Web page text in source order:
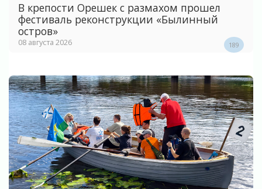
В крепости Орешек с размахом прошел
фестиваль реконструкции «Былинный
остров»
08 августа 2026 189